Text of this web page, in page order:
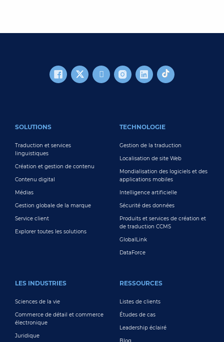
SOLUTIONS
Traduction et services
linguistiques
Création et gestion de contenu
Contenu digital
Médias
Gestion globale de la marque
Service client
Explorer toutes les solutions
TECHNOLOGIE
Gestion de la traduction
Localisation de site Web
Mondialisation des logiciels et des
applications mobiles
Intelligence artificielle
Sécurité des données
Produits et services de création et
de traduction CCMS
GlobalLink
DataForce
LES INDUSTRIES
Sciences de la vie
Commerce de détail et commerce
électronique
Juridique
RESSOURCES
Listes de clients
Études de cas
Leadership éclairé
Blog